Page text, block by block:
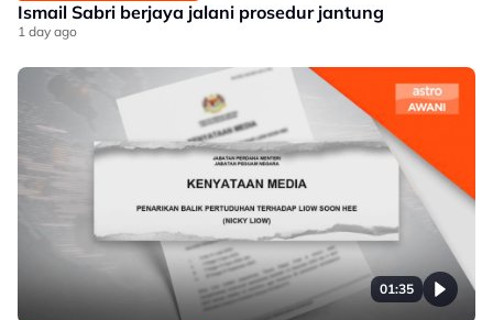
Ismail Sabri berjaya jalani prosedur jantung
1 day ago
01:35